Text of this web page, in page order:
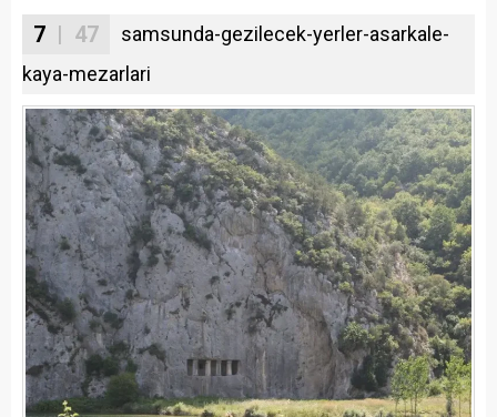
7 | 47
samsunda-gezilecek-yerler-asarkale-
kaya-mezarlari